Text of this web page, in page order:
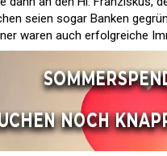
seien sogar Banken
waren auch erfolgreiche